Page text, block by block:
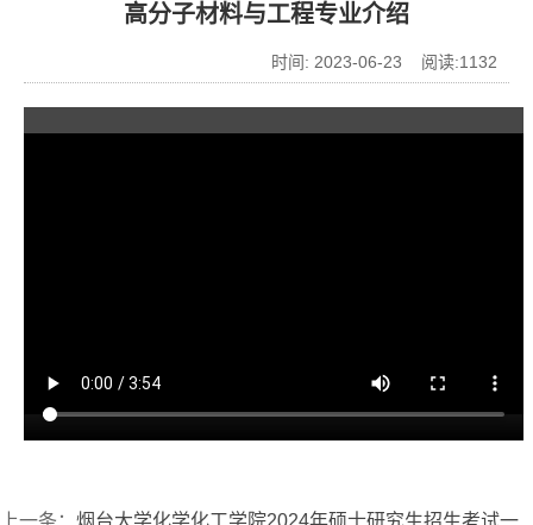
高分子材料与工程专业介绍
时间: 2023-06-23 阅读:1132
上一条： 烟台大学化学化工学院2024年硕士研究生招生考试一